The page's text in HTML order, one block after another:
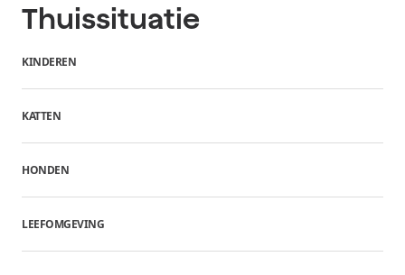
Thuissituatie
KINDEREN
KATTEN
HONDEN
LEEFOMGEVING